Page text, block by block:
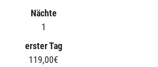
Nächte
1
erster Tag
119,00€